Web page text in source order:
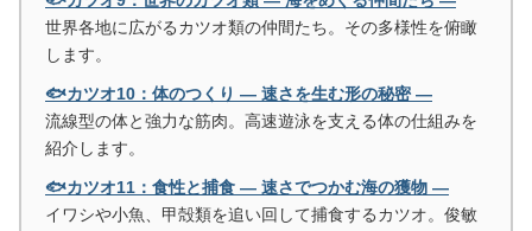
世界各地に広がるカツオ類の仲間たち。その多様性を俯瞰
します。
🐟カツオ10：体のつくり ― 速さを生む形の秘密 ―
流線型の体と強力な筋肉。高速遊泳を支える体の仕組みを
紹介します。
🐟カツオ11：食性と捕食 ― 速さでつかむ海の獲物 ―
イワシや小魚、甲殻類を追い回して捕食するカツオ。俊敏